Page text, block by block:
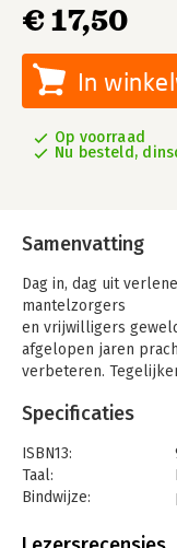
€ 17,50
In
Op voorraad
Nu besteld,
Samenvatting
Dag in, dag uit
mantelzorgers
en vrijwilligers
afgelopen jaren
verbeteren.
verschillende
in een machtsstrijd
weerstand op,
positieve
Het kleine alternatief
Specificaties
ISBN13:
Taal:
Bindwijze:
Uitgever: